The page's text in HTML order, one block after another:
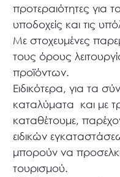
προτεραιότητες για
υποδοχείς και τις
Με στοχευμένες
τους όρους
προϊόντων.
Ειδικότερα, για τα
καταλύματα και με
καταθέτουμε,
ειδικών
μπορούν να
τουρισμού.